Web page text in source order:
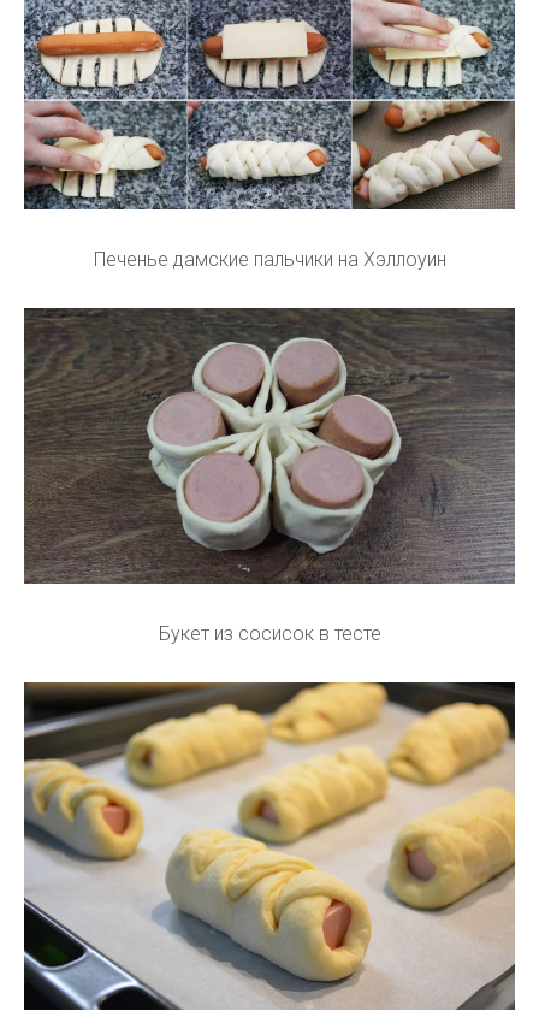
Печенье дамские пальчики на Хэллоуин
Букет из сосисок в тесте